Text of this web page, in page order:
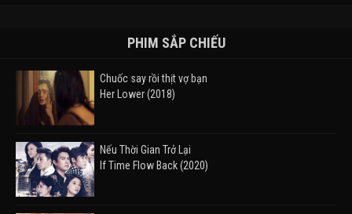
PHIM SẮP CHIẾU
Chuốc say rồi thịt vợ bạn
Her Lower (2018)
Nếu Thời Gian Trở Lại
If Time Flow Back (2020)